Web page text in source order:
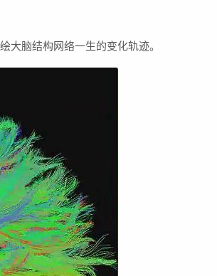
大脑结构网络一生的变化轨迹。